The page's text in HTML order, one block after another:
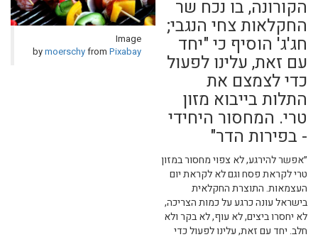
הקורונה, בו נכח שר
החקלאות צחי הנגבי;
חג'ג' הוסיף כי "יחד
עם זאת, עלינו לפעול
כדי לצמצם את
התלות בייבוא מזון
טרי. המחסור היחידי
- בפירות הדר"
״אפשר להירגע, לא צפוי מחסור במזון
טרי לקראת פסח וגם לא לקראת יום
העצמאות. התוצרת החקלאית
בישראל עונה כרגע על כמות הצריכה,
לא יחסרו ביצים, לא עוף, לא בקר ולא
חלב. יחד עם זאת, עלינו לפעול כדי
Image
bymoerschyfrom Pixabay